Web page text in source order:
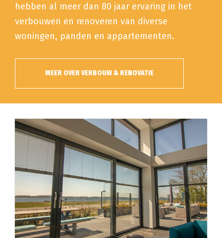
hebben al meer dan 80 jaar ervaring in het
verbouwen en renoveren van diverse
woningen, panden en appartementen.
MEER OVER VERBOUW & RENOVATIE